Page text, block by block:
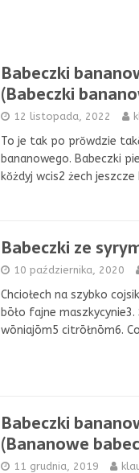
Babeczki
(Babeczki
12 listopada, 2022
To je tak po prŏwdzie
bananowego. Babeczki
kŏżdyj wcis2 żech
Babeczki ze
10 października, 2020
Chciołech na szybko
bōło fajne
wōniajōm5 citrōłnōm6.
Babeczki
(Bananowe
11 grudnia, 2019